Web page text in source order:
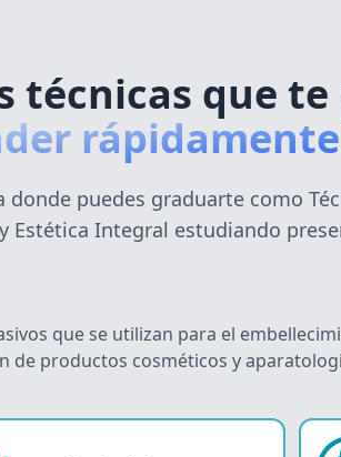
técnicas que
donde puedes graduarte como
Estética Integral estudiando
que se utilizan para el
de productos cosméticos y